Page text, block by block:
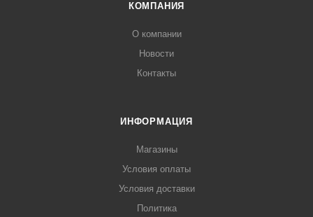
КОМПАНИЯ
О компании
Новости
Контакты
ИНФОРМАЦИЯ
Магазины
Условия оплаты
Условия доставки
Политика